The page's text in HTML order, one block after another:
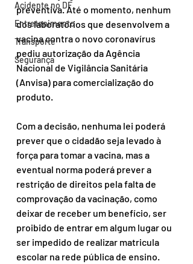
Acidente no DF
Entretenimento
Transporte
Segurança
preventiva. Até o momento, nenhum
dos laboratórios que desenvolvem a
vacina contra o novo coronavírus
pediu autorização da Agência
Nacional de Vigilância Sanitária
(Anvisa) para comercialização do
produto.
Com a decisão, nenhuma lei poderá
prever que o cidadão seja levado à
força para tomar a vacina, mas a
eventual norma poderá prever a
restrição de direitos pela falta de
comprovação da vacinação, como
deixar de receber um benefício, ser
proibido de entrar em algum lugar ou
ser impedido de realizar matricula
escolar na rede pública de ensino.